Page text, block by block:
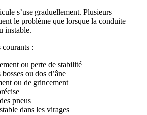
s’use graduellement. Plusieurs
le problème que lorsque la conduite
instable.
:
ou perte de stabilité
ou dos d’âne
ou de grincement
pneus
dans les virages